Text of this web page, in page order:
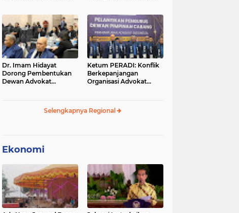
Statement di Media
Dr. Imam Hidayat
Dorong Pembentukan
Dewan Advokat
Ketum PERADI: Konflik
Berkepanjangan
Organisasi Advokat
Selengkapnya Regional
Ekonomi